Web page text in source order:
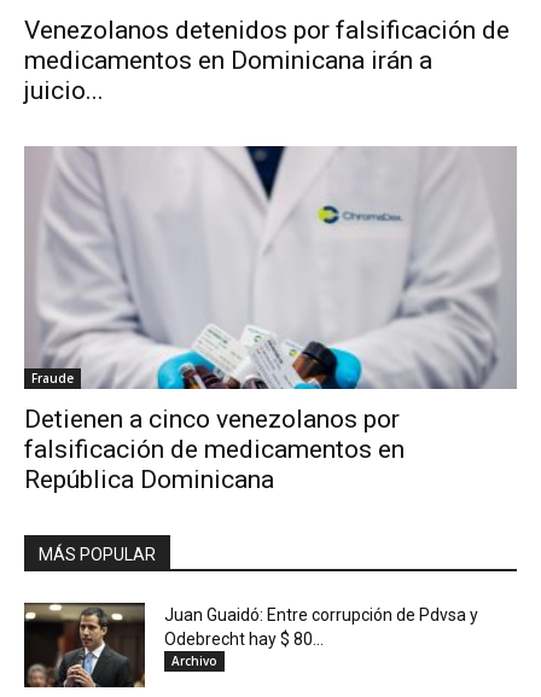
Venezolanos detenidos por falsificación de
medicamentos en Dominicana irán a
juicio...
Fraude
Detienen a cinco venezolanos por
falsificación de medicamentos en
República Dominicana
MÁS POPULAR
Juan Guaidó: Entre corrupción de Pdvsa y
Odebrecht hay $ 80...
Archivo